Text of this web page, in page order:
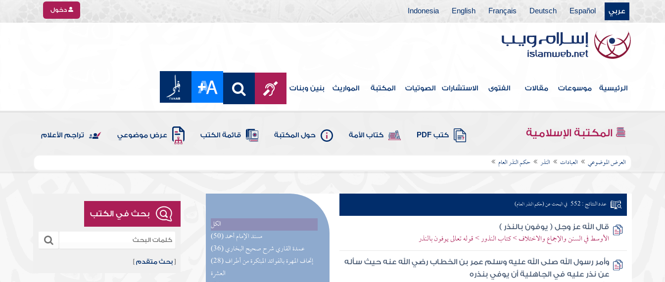
عربي Español
Deutsch
Français
English
Indonesia دخول
الرئيسية موسوعات مقالات الفتوى الاستشارات الصوتيات المكتبة المواريث بنين وبنات
المكتبة الإسلامية كتب PDF كتاب الأمة حول المكتبة قائمة الكتب عرض موضوعي تراجم الأعلام
العرض الموضوعي العبادات النذر حكم النذر العام
الكل
(50) مسند الإمام أحمد
(36) عمدة القاري شرح صحيح البخاري
(28) إتحاف المهرة بالفوائد المبتكرة من أطراف
العشرة
عدد النتائج : 552 في البحث عن (حكم النذر العام)
قال الله عز وجل ( يوفون بالنذر )
الأوسط في السنن والإجماع والاختلاف > كتاب النذور > قوله تعالى يوفون بالنذر
وأمر رسول الله صلى الله عليه وسلم عمر بن الخطاب رضي الله عنه حيث سأله
عن نذر عليه في الجاهلية أن يوفي بنذره
بحث في الكتب
[بحث متقدم ]